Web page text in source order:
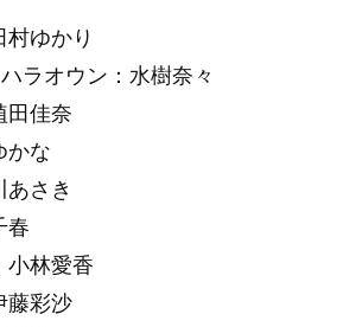
ゆかり
ラオウン：水樹奈々
田佳奈
かな
さき
春
小林愛香
藤彩沙